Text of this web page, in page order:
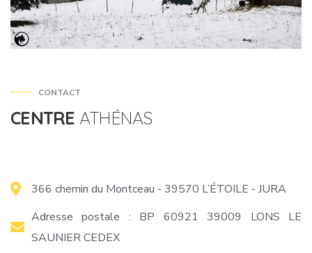
CONTACT
CENTRE ATHÉNAS
366 chemin du Montceau - 39570 L’ÉTOILE - JURA
Adresse postale : BP 60921 39009 LONS LE
SAUNIER CEDEX